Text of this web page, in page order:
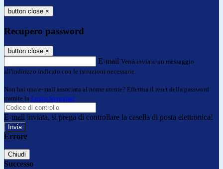
button close ×
Recupero password
button close ×
E-mail Verrà inviato un messaggio
all'indirizzo indicato con le istruzioni necessarie.
Non hai una e-mail associata al nome utente? Effettua il reset della password
tramite la Login Spaggiari
E-mail inviata, si prega di controllare la casella di posta elettronica!
Errore
Chiudi
Successo